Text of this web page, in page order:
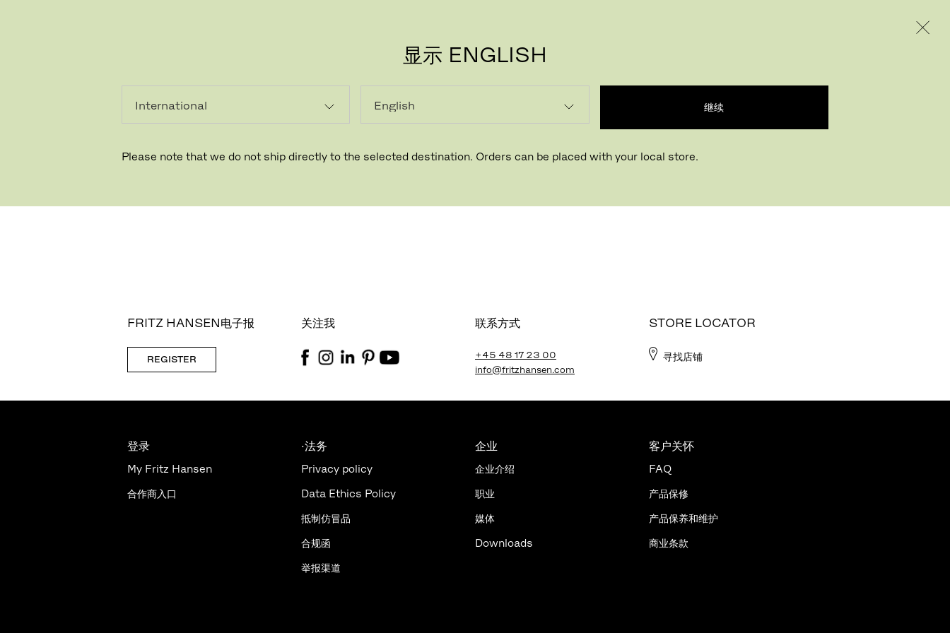
显示 ENGLISH
继续
Please note that we do not ship directly to the selected destination. Orders can be placed with your local store.
FRITZ HANSEN电子报
REGISTER
关注我 联系方式
+45 48 17 23 00
info@fritzhansen.com
STORE LOCATOR
寻找店铺
登录
My Fritz Hansen
合作商入口
·法务
Privacy policy
Data Ethics Policy
抵制仿冒品
合规函
举报渠道
企业
企业介绍
职业
媒体
Downloads
客户关怀
FAQ
产品保修
产品保养和维护
商业条款